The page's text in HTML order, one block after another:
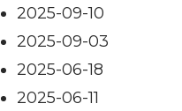
2025-09-10
2025-09-03
2025-06-18
2025-06-11